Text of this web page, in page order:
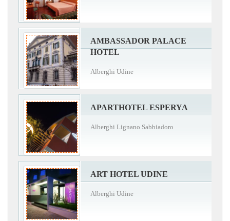
AMBASSADOR PALACE
HOTEL
Alberghi Udine
APARTHOTEL ESPERYA
Alberghi Lignano Sabbiadoro
ART HOTEL UDINE
Alberghi Udine